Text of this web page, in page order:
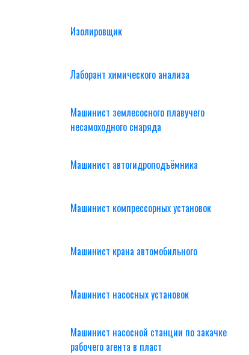
Изолировщик
Лаборант химического анализа
Машинист землесосного плавучего
несамоходного снаряда
Машинист автогидроподъёмника
Машинист компрессорных установок
Машинист крана автомобильного
Машинист насосных установок
Машинист насосной станции по закачке
рабочего агента в пласт